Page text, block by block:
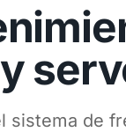
sistema de